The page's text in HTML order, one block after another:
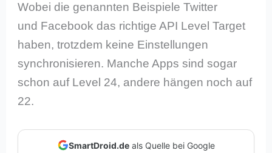
Wobei die genannten Beispiele Twitter
und Facebook das richtige API Level Target
haben, trotzdem keine Einstellungen
synchronisieren. Manche Apps sind sogar
schon auf Level 24, andere hängen noch auf
22.
SmartDroid.deals Quelle bei Google